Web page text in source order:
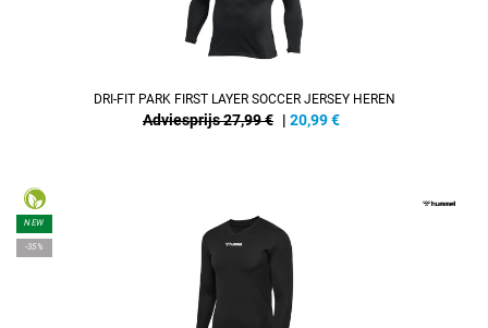
DRI-FIT PARK FIRST LAYER SOCCER JERSEY HEREN
Adviesprijs 27,99 € | 20,99€
NEW
-35%